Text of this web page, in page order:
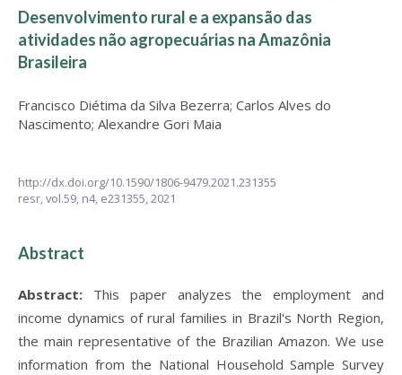
Desenvolvimento rural e a expansão das
atividades não agropecuárias na Amazônia
Brasileira
Francisco Diétima da Silva Bezerra; Carlos Alves do
Nascimento; Alexandre Gori Maia
http://dx.doi.org/10.1590/1806-9479.2021.231355
resr,vol.59, n4, e231355, 2021
Abstract
Abstract: This paper analyzes the employment and
income dynamics of rural families in Brazil's North Region,
the main representative of the Brazilian Amazon. We use
information from the National Household Sample Survey